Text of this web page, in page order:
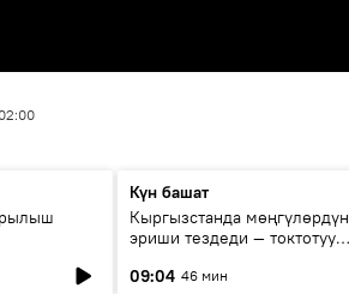
02:00
Күн башат
Кыргызстанда мөңгүлөрдүн
эриши тездеди — токтотуу
09:04 46 мин